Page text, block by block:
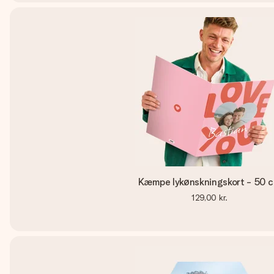
Kæmpe lykønskningskort - 50
129,00 kr.